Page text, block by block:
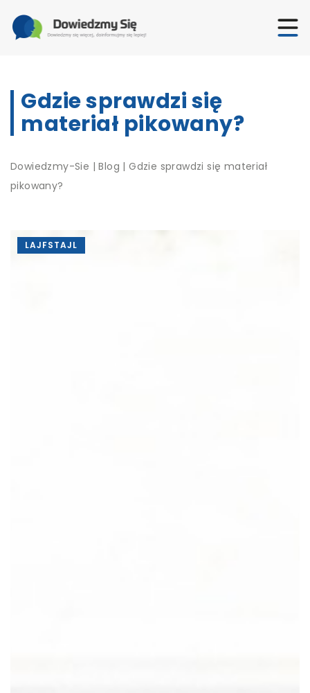
Gdzie sprawdzi się
materiał pikowany?
Dowiedzmy-Sie |Blog |Gdzie sprawdzi się materiał
pikowany?
LAJFSTAJL